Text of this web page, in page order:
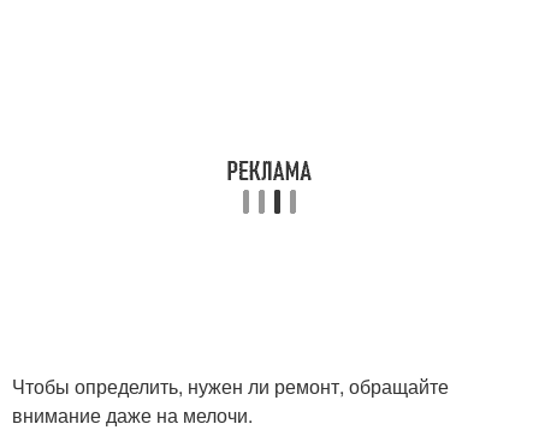
Чтобы определить, нужен ли ремонт, обращайте
внимание даже на мелочи.